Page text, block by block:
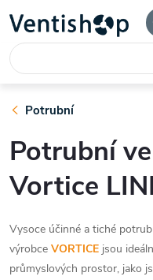
obsah
Potrubní
Potrubní
Vortice
Vysoce účinné a tiché
výrobce VORTICE jsou
průmyslových prostor, jako